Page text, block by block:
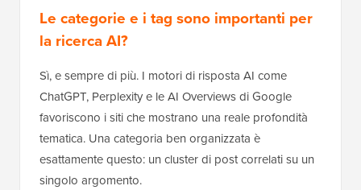
Le categorie e i tag sono importanti per
la ricerca AI?
Sì, e sempre di più. I motori di risposta AI come
ChatGPT, Perplexity e le AI Overviews di Google
favoriscono i siti che mostrano una reale profondità
tematica. Una categoria ben organizzata è
esattamente questo: un cluster di post correlati su un
singolo argomento.